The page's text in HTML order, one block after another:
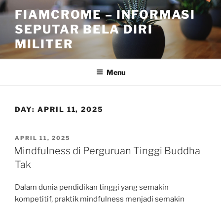
Skip
to
content
FIAMCROME – INFORMASI
SEPUTAR BELA DIRI
MILITER
Menu
DAY: APRIL 11, 2025
POSTED
ON
APRIL 11, 2025
Mindfulness di Perguruan Tinggi Buddha
Tak
Dalam dunia pendidikan tinggi yang semakin
kompetitif, praktik mindfulness menjadi semakin